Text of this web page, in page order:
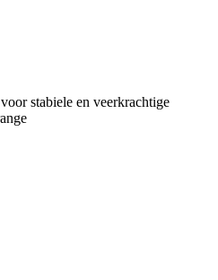
stabiele en veerkrachtige